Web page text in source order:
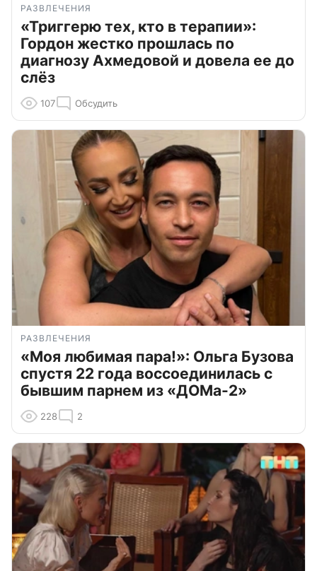
РАЗВЛЕЧЕНИЯ
«Триггерю тех, кто в терапии»:
Гордон жестко прошлась по
диагнозу Ахмедовой и довела ее до
слёз
107 Обсудить
РАЗВЛЕЧЕНИЯ
«Моя любимая пара!»: Ольга Бузова
спустя 22 года воссоединилась с
бывшим парнем из «ДОМа-2»
228 2